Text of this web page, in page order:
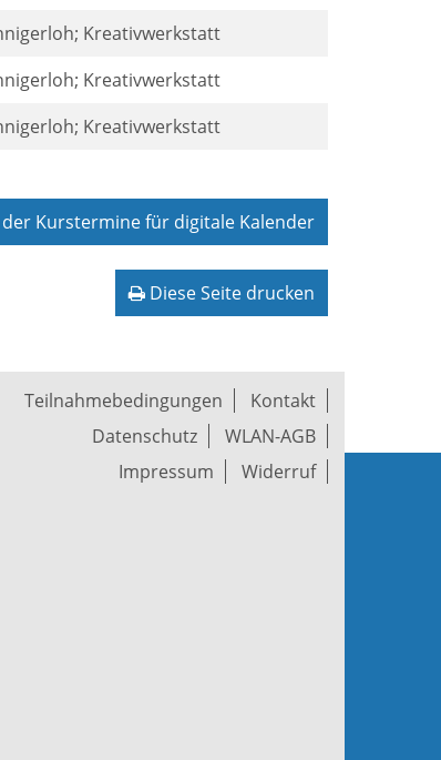
Kreativwerkstatt
Kreativwerkstatt
Kreativwerkstatt
Kurstermine für digitale Kalender
Diese Seite drucken
Teilnahmebedingungen
Kontakt
Datenschutz
WLAN-AGB
Impressum
Widerruf